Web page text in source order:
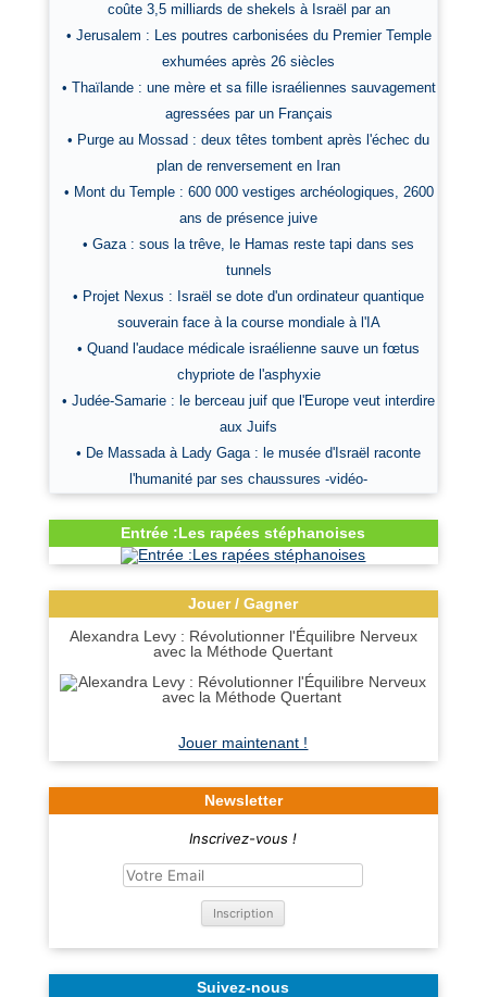
coûte 3,5 milliards de shekels à Israël par an
• Jerusalem : Les poutres carbonisées du Premier Temple
exhumées après 26 siècles
• Thaïlande : une mère et sa fille israéliennes sauvagement
agressées par un Français
• Purge au Mossad : deux têtes tombent après l'échec du
plan de renversement en Iran
• Mont du Temple : 600 000 vestiges archéologiques, 2600
ans de présence juive
• Gaza : sous la trêve, le Hamas reste tapi dans ses
tunnels
• Projet Nexus : Israël se dote d'un ordinateur quantique
souverain face à la course mondiale à l'IA
• Quand l'audace médicale israélienne sauve un fœtus
chypriote de l'asphyxie
• Judée-Samarie : le berceau juif que l'Europe veut interdire
aux Juifs
• De Massada à Lady Gaga : le musée d'Israël raconte
l'humanité par ses chaussures -vidéo-
Entrée :Les rapées stéphanoises
Jouer / Gagner
Alexandra Levy : Révolutionner l'Équilibre Nerveux
avec la Méthode Quertant
Jouer maintenant !
Newsletter
Inscrivez-vous !
Suivez-nous